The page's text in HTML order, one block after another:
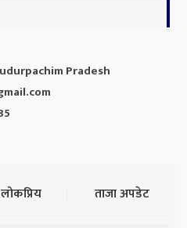
Pradesh
लोकप्रिय ताजा अपडेट